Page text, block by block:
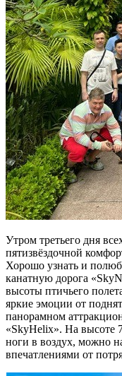
Утром третьего дня
пятизвёздочной
Хорошо узнать и
канатную дорога
высоты птичьего
яркие эмоции от
панорамном
«SkyHelix». На высоте
ноги в воздух, можно
впечатлениями от